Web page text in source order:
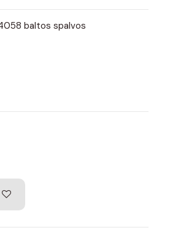
baltos spalvos